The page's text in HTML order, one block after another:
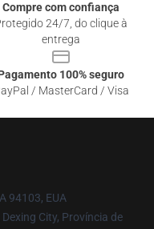
Compre com confiança
24/7, do clique à
entrega
100% seguro
/ MasterCard / Visa
94103, EUA
City, Província de